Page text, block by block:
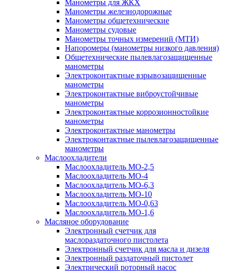
Манометры для ЖКХ
Манометры железнодорожные
Манометры общетехнические
Манометры судовые
Манометры точных измерений (МТИ)
Напоромеры (манометры низкого давления)
Общетехнические пылевлагозащищенные
манометры
Электроконтактные взрывозащищенные
манометры
Электроконтактные виброустойчивые
манометры
Электроконтактные коррозионностойкие
манометры
Электроконтактные манометры
Электроконтактные пылевлагозащищенные
манометры
Маслоохладители
Маслоохладитель MO-2,5
Маслоохладитель MO-4
Маслоохладитель МО-6,3
Маслоохладитель МО-10
Маслоохладитель MO-0,63
Маслоохладитель MO-1,6
Масляное оборудование
Электронный счетчик для
маслораздаточного пистолета
Электронный счетчик для масла и дизеля
Электронный раздаточный пистолет
Электрический роторный насос